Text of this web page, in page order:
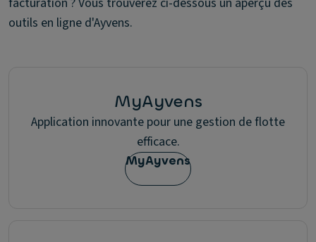
outils en ligne d'Ayvens.
MyAyvens
Application innovante pour une gestion de flotte
efficace.
MyAyvens